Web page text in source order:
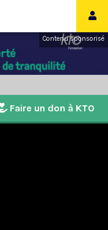
Contenu sponsorisé
Faire un don à KTO